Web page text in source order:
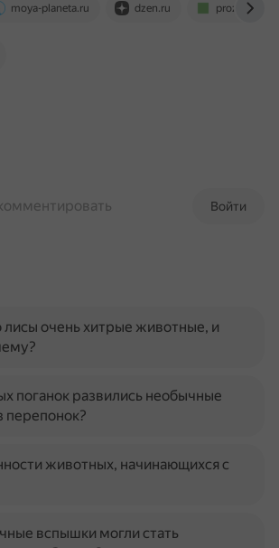
moya-planeta.ru dzen.ru proza.ru
Войти
лисы очень хитрые животные, и
поганок развились необычные
перепонок?
животных, начинающихся с
вспышки могли стать